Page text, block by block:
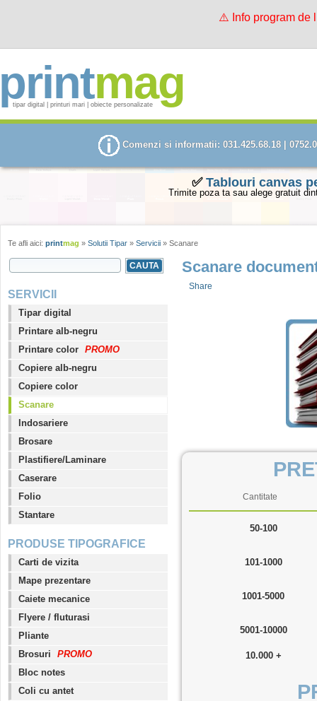
⚠️ Info program de
mag
tipar digital | printuri mari | obiecte personalizate
Comenzi si informatii: 031.425.68.18 |
✅ Tablouri canvas
Trimite poza ta sau alege gratuit
Te afli aici: printmag » Solutii Tipar » Servicii » Scanare
SEARCH FORM
SERVICII
Tipar digital
Printare alb-negru
Printare color PROMO
Copiere alb-negru
Copiere color
Scanare
Indosariere
Brosare
Plastifiere/Laminare
Caserare
Folio
Stantare
PRODUSE TIPOGRAFICE
Carti de vizita
Mape prezentare
Caiete mecanice
Flyere / fluturasi
Pliante
Brosuri
PROMO
Bloc notes
Coli cu antet
Scanare
Share
Cantitate
50-100
101-1000
1001-5000
5001-10000
10.000 +